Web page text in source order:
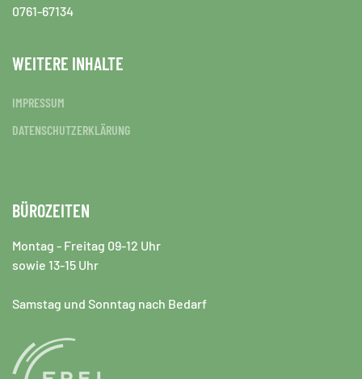
0761-67134
WEITERE INHALTE
IMPRESSUM
DATENSCHUTZERKLÄRUNG
BÜROZEITEN
Montag - Freitag 09-12 Uhr
sowie 13-15 Uhr
Samstag und Sonntag nach Bedarf